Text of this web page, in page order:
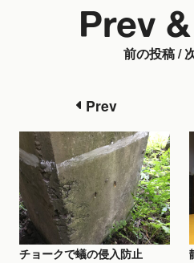
前の投稿 /
Prev
Prev
チョークで蟻の侵入防止